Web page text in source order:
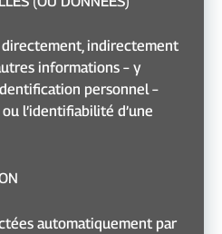
indirectement
informations – y
personnel –
l’identifiabilité d’une
automatiquement par